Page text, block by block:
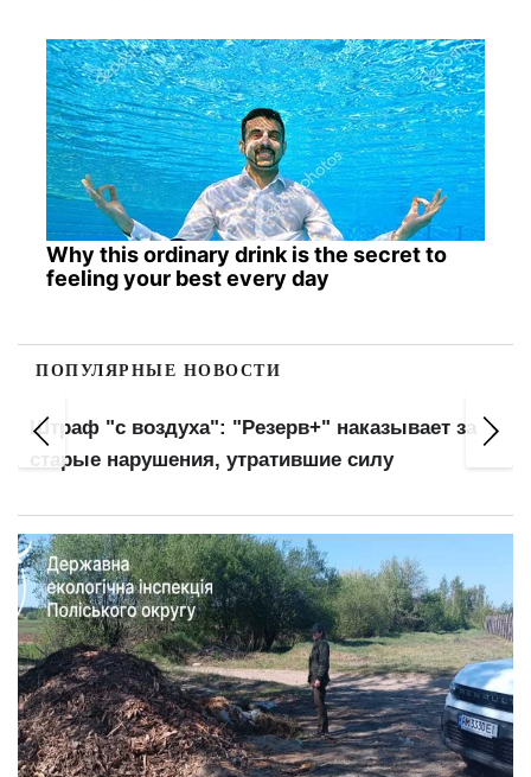
Why this ordinary drink is the secret to
feeling your best every day
ПОПУЛЯРНЫЕ НОВОСТИ
Штраф "с воздуха": "Резерв+" наказывает за
старые нарушения, утратившие силу